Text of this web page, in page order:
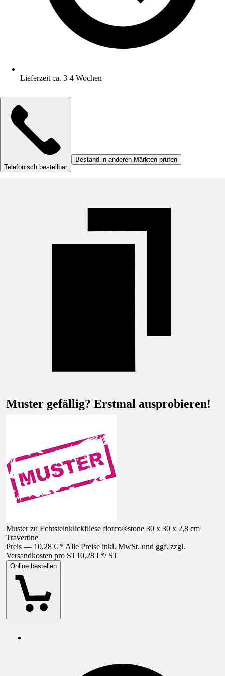
Lieferzeit ca. 3-4 Wochen
Telefonisch bestellbar
Bestand in anderen Märkten prüfen
Muster gefällig? Erstmal ausprobieren!
Muster zu Echtsteinklickfliese florco®stone 30 x 30 x 2,8 cm
Travertine
Preis — 10,28 € * Alle Preise inkl. MwSt. und ggf. zzgl.
Versandkosten pro ST10,28 €*/ ST
Online bestellen